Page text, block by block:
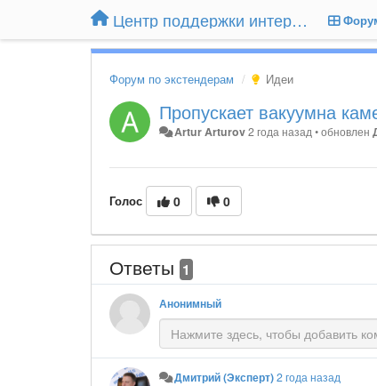
Центр поддержки интернет-магазина Extender24.ru
Форум по экстендерам Идеи
Пропускает вакуумна
Artur Arturov2 года назад•обновлен
Голос 0 0
Ответы 1
Анонимный
Дмитрий (Эксперт)2 года назад